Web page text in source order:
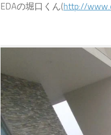
EDAの堀口くん(http://